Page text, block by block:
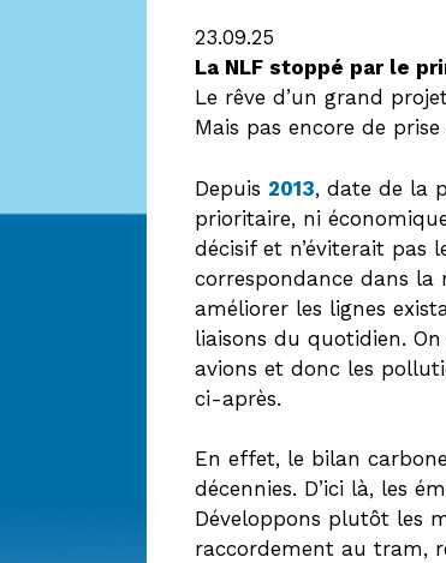
23.09.25
La NLF stoppé par le
Le rêve d’un grand
Mais pas encore de
Depuis 2013, date de la
prioritaire, ni
décisif et n’éviterait pas
correspondance dans
améliorer les lignes
liaisons du quotidien.
avions et donc les
ci-après.
En effet, le bilan
décennies. D’ici là, les
Développons plutôt les
raccordement au tram,